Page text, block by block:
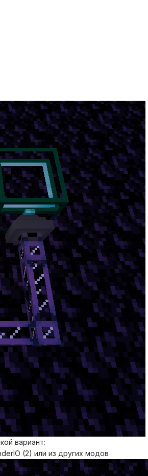
вариант:
(2) или из других модов